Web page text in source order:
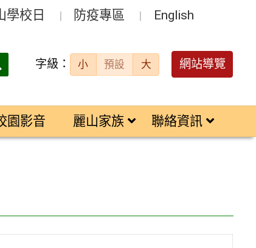
學校日 防疫專區 English
搜
字級： 小 預設 大 網站導覽
園影音 麗山家族 聯絡資訊